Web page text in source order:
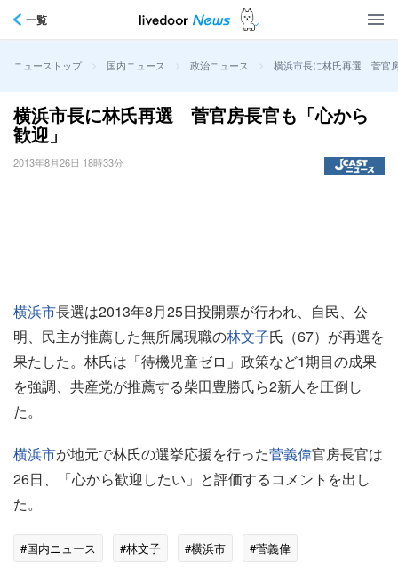
一覧
ニューストップ > 国内ニュース > 政治ニュース > 横浜市長に林氏再選 菅官
横浜市長に林氏再選 菅官房長官も「心から
歓迎」
2013年8月26日 18時33分
横浜市長選は2013年8月25日投開票が行われ、自民、公
明、民主が推薦した無所属現職の林文子氏（67）が再選を
果たした。林氏は「待機児童ゼロ」政策など1期目の成果
を強調、共産党が推薦する柴田豊勝氏ら2新人を圧倒し
た。
横浜市が地元で林氏の選挙応援を行った菅義偉官房長官は
26日、「心から歓迎したい」と評価するコメントを出し
た。
#国内ニュース #林文子 #横浜市 #菅義偉